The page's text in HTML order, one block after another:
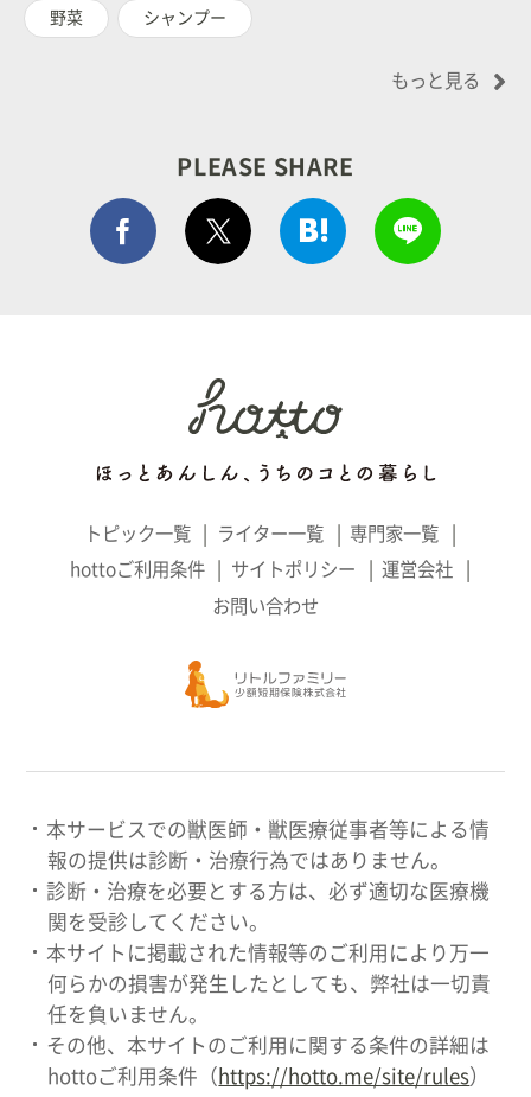
野菜 シャンプー
もっと見る
PLEASE SHARE
Facebook シェア はてぶでシェア
トピック一覧 ライター一覧
専門家一覧
hottoご利用条件
サイトポリシー
運営会社
お問い合わせ
本サービスでの獣医師・獣医療従事者等による情
報の提供は診断・治療行為ではありません。
診断・治療を必要とする方は、必ず適切な医療機
関を受診してください。
本サイトに掲載された情報等のご利用により万一
何らかの損害が発生したとしても、弊社は一切責
任を負いません。
その他、本サイトのご利用に関する条件の詳細は
hottoご利用条件（ https://hotto.me/site/rules）